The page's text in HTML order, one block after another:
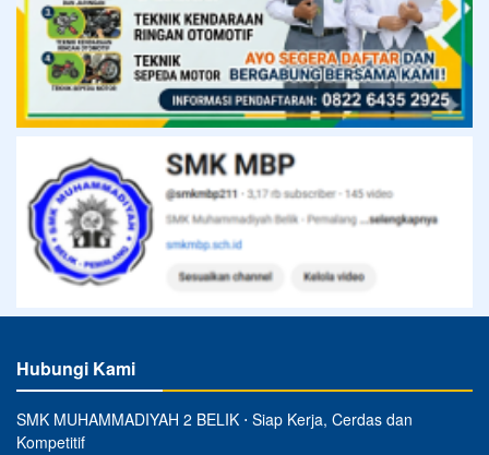
Hubungi Kami
SMK MUHAMMADIYAH 2 BELIK ⋅ Siap Kerja, Cerdas dan
Kompetitif